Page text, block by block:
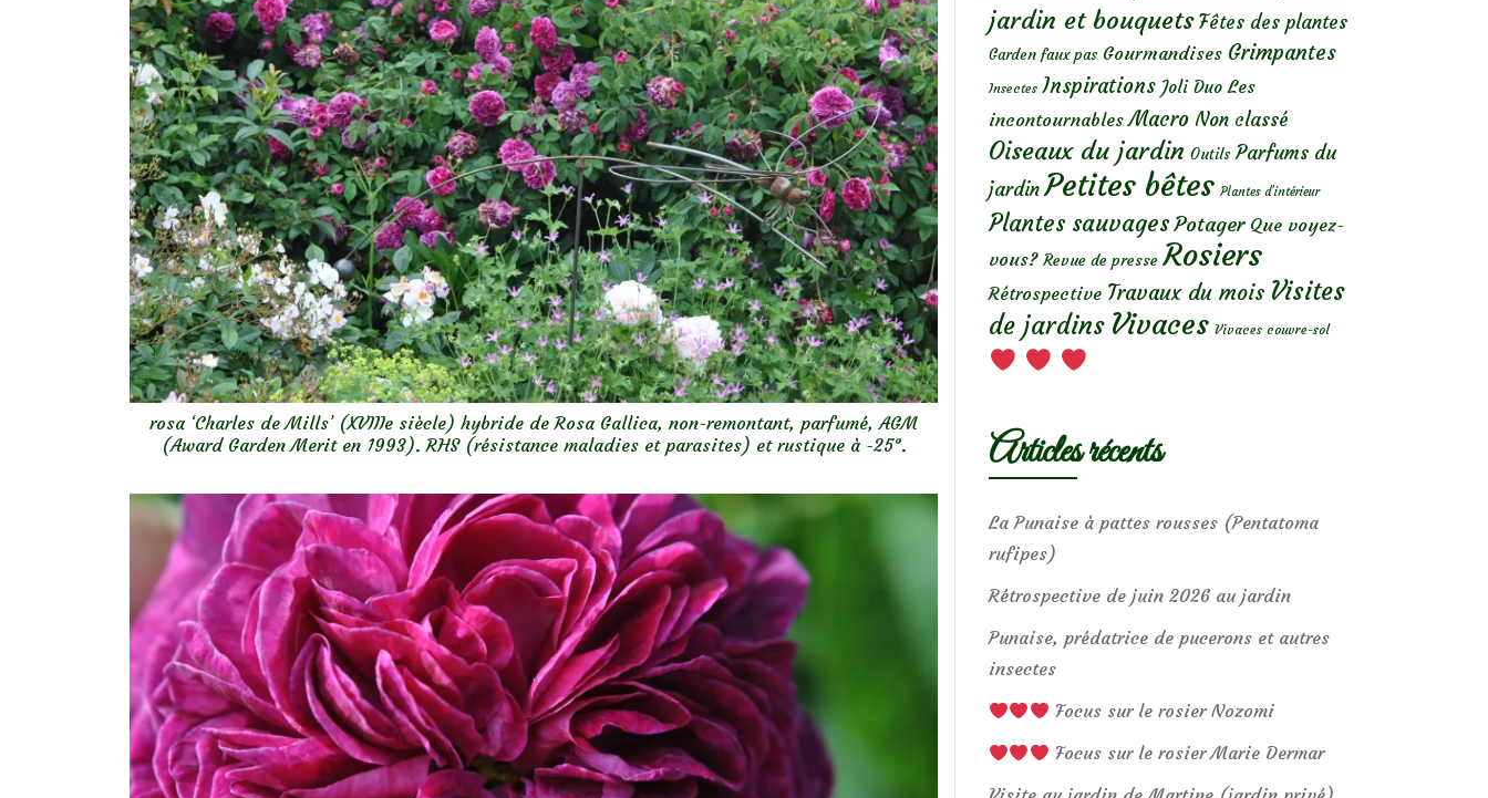
rosa ‘Charles de Mills’ (XVIIIe siècle) hybride de Rosa Gallica, non-remontant, parfumé, AGM
(Award Garden Merit en 1993). RHS (résistance maladies et parasites) et rustique à -25°.
jardin et bouquets Fêtes des plantes
Garden faux pas Gourmandises Grimpantes
Insectes Inspirations Joli Duo Les
incontournables Macro Non classé
Oiseaux du jardin Outils Parfums du
jardin Petites bêtes Plantes d’intérieur
Plantes sauvages Potager Que voyez-
vous? Revue de presse Rosiers
Rétrospective Travaux du mois Visites
de jardins Vivaces Vivaces couvre-sol
Articles récents
La Punaise à pattes rousses (Pentatoma
rufipes)
Rétrospective de juin 2026 au jardin
Punaise, prédatrice de pucerons et autres
insectes
Focus sur le rosier Nozomi
Focus sur le rosier Marie Dermar